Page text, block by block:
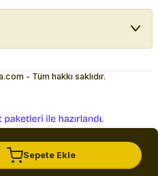
Sepete Ekle
- Tüm hakkı saklıdır.
e-
ticaret
hazırlandı.